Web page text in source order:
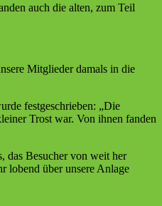
auch die alten, zum Teil
Mitglieder damals in die
festgeschrieben: „Die
Trost war. Von ihnen fanden
das Besucher von weit her
lobend über unsere Anlage